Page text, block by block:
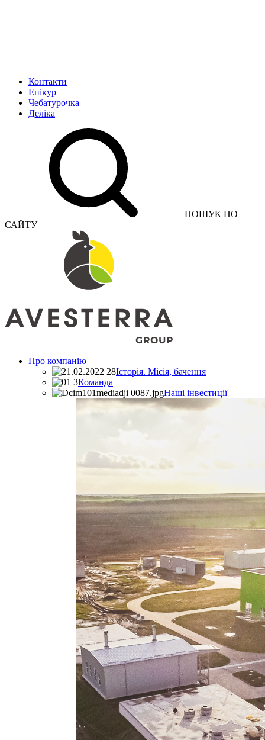
Контакти
Епікур
Чебатурочка
Деліка
ПОШУК ПО
САЙТУ
Про компанію
Історія. Місія, бачення
Команда
Наші інвестиції